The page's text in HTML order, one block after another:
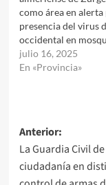
como área en alerta
presencia del virus
occidental en
julio 16, 2025
En «Provincia»
de
Anterior:
La Guardia Civil
ciudadanía en